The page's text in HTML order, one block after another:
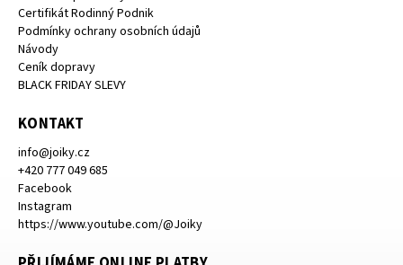
Certifikát Rodinný Podnik
Podmínky ochrany osobních údajů
Návody
Ceník dopravy
BLACK FRIDAY SLEVY
KONTAKT
info@joiky.cz
+420 777 049 685
Facebook
Instagram
https://www.youtube.com/@Joiky